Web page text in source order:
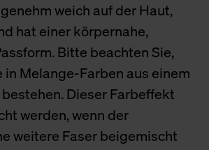
weich auf der Haut,
hat einer körpernahe,
Bitte beachten Sie,
in Melange-Farben aus einem
Dieser Farbeffekt
werden, wenn der
weitere Faser beigemischt